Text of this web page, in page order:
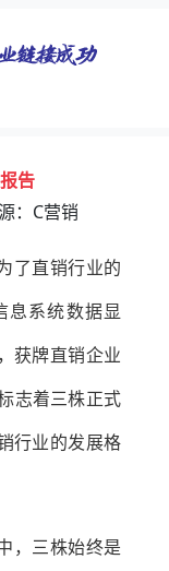
告
，三株彻
：C营销
了直销行业的
息系统数据显
获牌直销企业
志着三株正式
行业的发展格
，三株始终是